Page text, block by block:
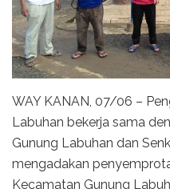
WAY KANAN, 07/06 –
Labuhan bekerja sama
Gunung Labuhan dan
mengadakan
Kecamatan Gunung